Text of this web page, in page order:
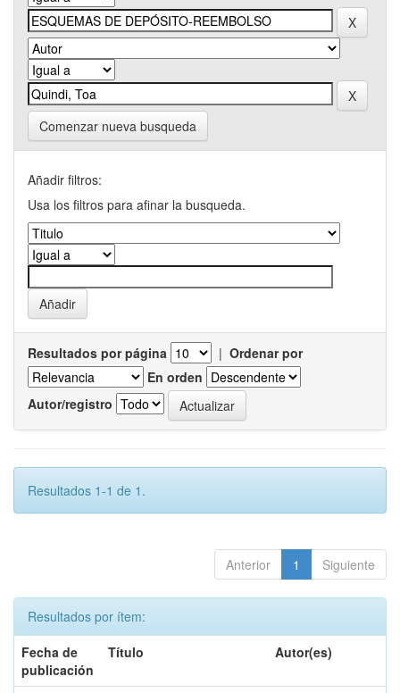
Comenzar nueva busqueda
Añadir filtros:
Usa los filtros para afinar la busqueda.
Resultados por página | Ordenar por
En orden
Autor/registro
Resultados 1-1 de 1.
Anterior 1 Siguiente
Resultados por ítem:
Fecha de
publicación
Título Autor(es)